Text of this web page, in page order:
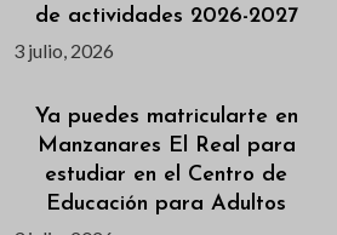
de actividades 2026-2027
3 julio, 2026
Ya puedes matricularte en
Manzanares El Real para
estudiar en el Centro de
Educación para Adultos